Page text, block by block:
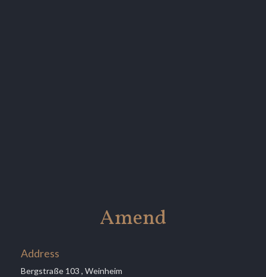
Amend
Address
Bergstraße 103 , Weinheim